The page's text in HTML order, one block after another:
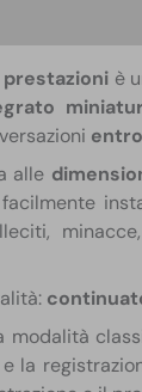
è
alle
modalità
e la